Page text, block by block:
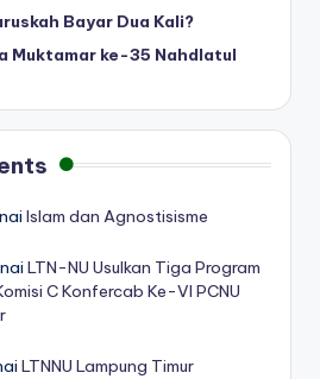
Bayar Dua Kali?
Muktamar ke-35 Nahdlatul
Islam dan Agnostisisme
LTN-NU Usulkan Tiga Program
C Konfercab Ke-VI PCNU
LTNNU Lampung Timur